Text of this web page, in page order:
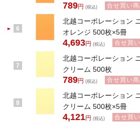
789円 (税込) 合せ買い商
6
北越コーポレーション
オレンジ 500枚×5冊
4,693円 (税込) 合せ買
7
北越コーポレーション
クリーム 500枚
789円 (税込) 合せ買い商
8
北越コーポレーション
クリーム 500枚×5冊
4,121円 (税込) 合せ買